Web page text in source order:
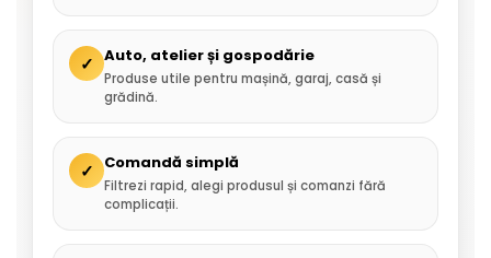
✓ Auto, atelier și gospodărie
Produse utile pentru mașină, garaj, casă și
grădină.
✓ Comandă simplă
Filtrezi rapid, alegi produsul și comanzi fără
complicații.